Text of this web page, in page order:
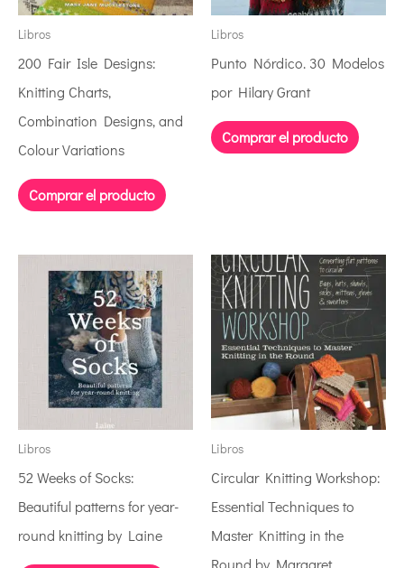
Libros
200 Fair Isle Designs:
Knitting Charts,
Combination Designs, and
Colour Variations
Comprar el producto
Libros
Punto Nórdico. 30 Modelos
por Hilary Grant
Comprar el producto
Libros
52 Weeks of Socks:
Beautiful patterns for year-
round knitting by Laine
Libros
Circular Knitting Workshop:
Essential Techniques to
Master Knitting in the
Round by Margaret